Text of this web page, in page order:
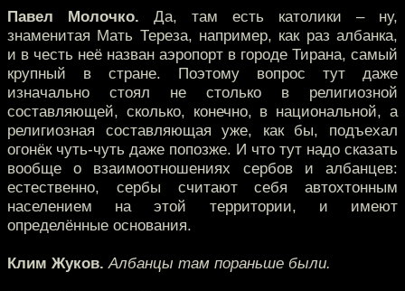
Павел Молочко. Да, там есть католики – ну,
знаменитая Мать Тереза, например, как раз албанка,
и в честь неё назван аэропорт в городе Тирана, самый
крупный в стране. Поэтому вопрос тут даже
изначально стоял не столько в религиозной
составляющей, сколько, конечно, в национальной, а
религиозная составляющая уже, как бы, подъехал
огонёк чуть-чуть даже попозже. И что тут надо сказать
вообще о взаимоотношениях сербов и албанцев:
естественно, сербы считают себя автохтонным
населением на этой территории, и имеют
определённые основания.
Клим Жуков. Албанцы там пораньше были.